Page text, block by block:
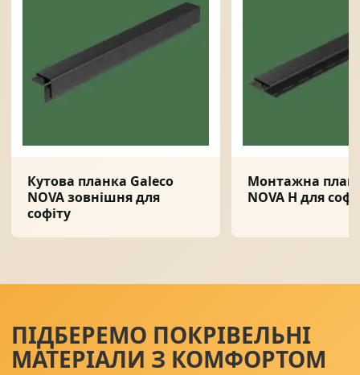
Кутова планка Galeco
NOVA зовнішня для
софіту
Монтажна
NOVA H для
ПІДБЕРЕМО ПОКРІВЕЛЬНІ
МАТЕРІАЛИ З КОМФОРТОМ